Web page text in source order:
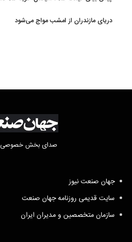
دریای مازندران از امشب مواج می‌شود
صدای بخش خصوصی
جهان صنعت نیوز
سایت قدیمی روزنامه جهان صنعت
سازمان متخصصین و مدیران ایران